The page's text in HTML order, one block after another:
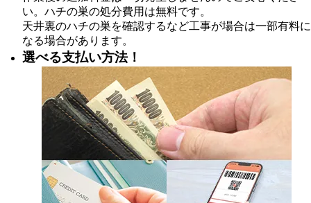
い。ハチの巣の処分費用は無料です。
天井裏のハチの巣を確認するなど工事が場合は一部有料に
なる場合があります。
選べる支払い方法！